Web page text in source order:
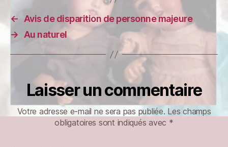
←
Avis de disparition de personne majeure
→
Au naturel
Laisser un commentaire
Votre adresse e-mail ne sera pas publiée. Les champs
obligatoires sont indiqués avec *